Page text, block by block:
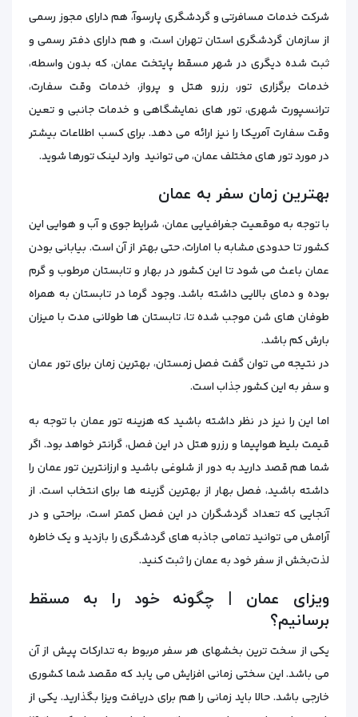
شرکت خدمات مسافرتی و گردشگری پارسوآ، هم دارای مجوز رسمی
از سازمان گردشگری استان تهران است، و هم دارای دفتر رسمی و
ثبت شده دیگری در شهر مسقط پایتخت عمان، که بدون واسطه،
خدمات برگزاری تور، رزرو هتل و پرواز، خدمات وقت سفارت،
ترانسپورت شهری، تور‌ های نمایشگاهی و خدمات جانبی و تعین
وقت سفارت آمریکا را نیز ارائه می دهد. برای کسب اطلاعات بیشتر
در مورد تور های مختلف عمان، می توانید وارد لینک تورها شوید.
بهترین زمان سفر به عمان
با توجه‌ به موقعیت جغرافیایی عمان، شرایط جوی و آب‌ و هوایی این
کشور تا حدودی مشابه با امارات، حتی بهتر از آن است. بیابانی بودن
عمان باعث می‌ شود تا این کشور در بهار و تابستان مرطوب و گرم
بوده و دمای بالایی داشته باشد. وجود گرما در تابستان به همراه
طوفان‌ های شن موجب شده تا، تابستان‌ ها طولانی‌ مدت با میزان
بارش کم باشد.
در نتیجه می‌ توان گفت فصل زمستان، بهترین زمان برای تور عمان
و سفر به این کشور جذاب است.
اما این را نیز در نظر داشته باشید که هزینه تور عمان با توجه‌ به
قیمت بلیط هواپیما و رزرو هتل در این فصل، گرانتر خواهد بود. اگر
شما هم قصد دارید به‌ دور از شلوغی باشید و ارزانترین تور عمان را
داشته باشید، فصل بهار از بهترین گزینه‌ ها برای انتخاب است. از
آنجایی‌ که تعداد گردشگران در این فصل کمتر است، براحتی و در
آرامش می‌ توانید تمامی جاذبه‌ های گردشگری را بازدید و یک خاطره
لذت‌بخش از سفر خود به عمان را ثبت کنید.
ویزای عمان | چگونه خود را به مسقط
برسانیم؟
یکی از سخت ترین بخشهای هر سفر مربوط به تدارکات پیش از آن
می‌ باشد. این سختی زمانی افزایش می‌ یابد که مقصد شما کشوری
خارجی باشد. حالا باید زمانی را هم برای دریافت ویزا بگذارید. یکی از